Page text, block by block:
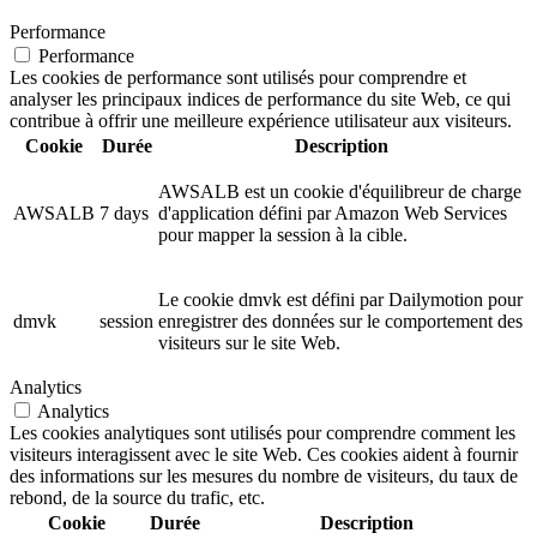
Performance
Performance
Les cookies de performance sont utilisés pour comprendre et
analyser les principaux indices de performance du site Web, ce qui
contribue à offrir une meilleure expérience utilisateur aux visiteurs.
Cookie
Durée Description
AWSALB 7 days
AWSALB est un cookie d'équilibreur de charge
d'application défini par Amazon Web Services
pour mapper la session à la cible.
dmvk session
Le cookie dmvk est défini par Dailymotion pour
enregistrer des données sur le comportement des
visiteurs sur le site Web.
Analytics
Analytics
Les cookies analytiques sont utilisés pour comprendre comment les
visiteurs interagissent avec le site Web. Ces cookies aident à fournir
des informations sur les mesures du nombre de visiteurs, du taux de
rebond, de la source du trafic, etc.
Cookie
Durée Description